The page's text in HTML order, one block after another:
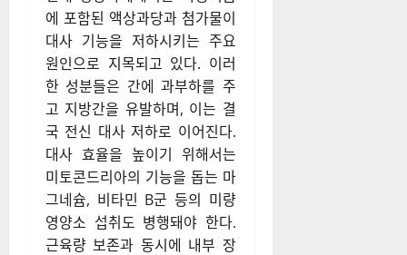
린 수치를 낮게 유지하여 신체
가 지방을 연소하는 모드로 전
환되는 시간을 확보해 준다. 이
는 단순히 칼로리를 적게 먹는
것보다 호르몬 환경을 최적화하
는 데 기여한다.
현재 영양학계에서는 가공식품
에 포함된 액상과당과 첨가물이
대사 기능을 저하시키는 주요
원인으로 지목되고 있다. 이러